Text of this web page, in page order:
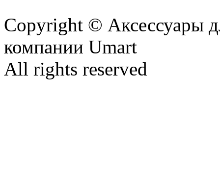
Copyright © Аксессуары
компании Umart
All rights reserved